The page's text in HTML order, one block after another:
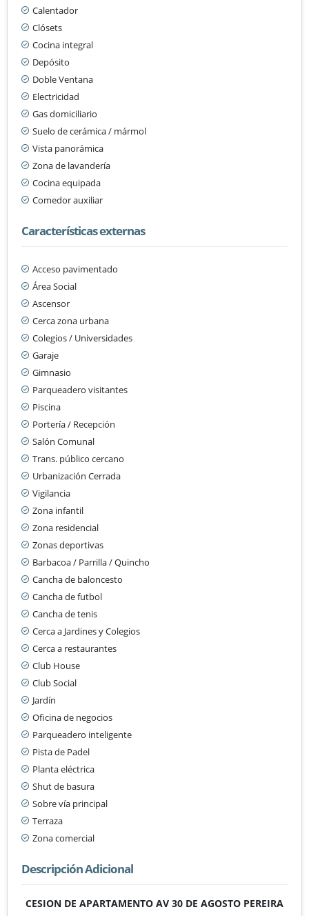
Calentador
Clósets
Cocina integral
Depósito
Doble Ventana
Electricidad
Gas domiciliario
Suelo de cerámica / mármol
Vista panorámica
Zona de lavandería
Cocina equipada
Comedor auxiliar
Características externas
Acceso pavimentado
Área Social
Ascensor
Cerca zona urbana
Colegios / Universidades
Garaje
Gimnasio
Parqueadero visitantes
Piscina
Portería / Recepción
Salón Comunal
Trans. público cercano
Urbanización Cerrada
Vigilancia
Zona infantil
Zona residencial
Zonas deportivas
Barbacoa / Parrilla / Quincho
Cancha de baloncesto
Cancha de futbol
Cancha de tenis
Cerca a Jardines y Colegios
Cerca a restaurantes
Club House
Club Social
Jardín
Oficina de negocios
Parqueadero inteligente
Pista de Padel
Planta eléctrica
Shut de basura
Sobre vía principal
Terraza
Zona comercial
Descripción Adicional
CESION DE APARTAMENTO AV 30 DE AGOSTO PEREIRA